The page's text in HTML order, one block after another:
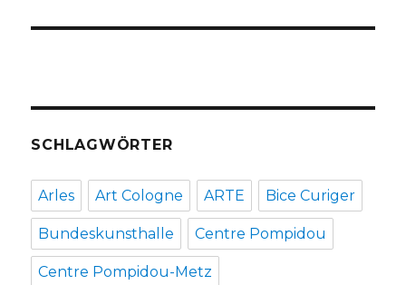
SCHLAGWÖRTER
Arles Art Cologne ARTE Bice Curiger
Bundeskunsthalle Centre Pompidou
Centre Pompidou-Metz